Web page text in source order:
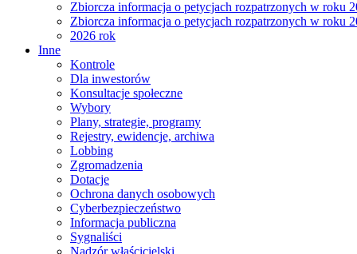
Zbiorcza informacja o petycjach rozpatrzonych w roku
Zbiorcza informacja o petycjach rozpatrzonych w roku
2026 rok
Inne
Kontrole
Dla inwestorów
Konsultacje społeczne
Wybory
Plany, strategie, programy
Rejestry, ewidencje, archiwa
Lobbing
Zgromadzenia
Dotacje
Ochrona danych osobowych
Cyberbezpieczeństwo
Informacja publiczna
Sygnaliści
Nadzór właścicielski